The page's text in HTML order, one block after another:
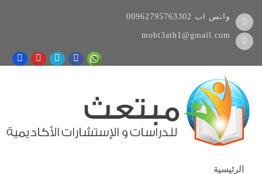
00962795763302 واتس اب
mobt3ath1@gmail.com
الرئيسية